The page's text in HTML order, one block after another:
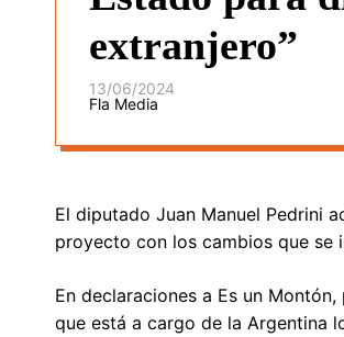
extranjero”
13/06/2024
Fla Media
El diputado Juan Manuel Pedrini
proyecto con los cambios que se
En declaraciones a Es un
que está a cargo de la Argentina